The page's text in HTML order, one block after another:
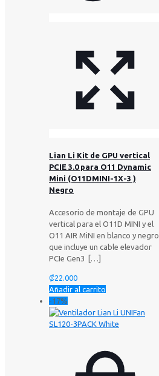
Lian Li Kit de GPU vertical
PCIE 3.0 para O11 Dynamic
Mini (O11DMINI-1X-3 )
Negro
Accesorio de montaje de GPU
vertical para el O11D MINI y el
O11 AIR MiNI en blanco y negro
que incluye un cable elevador
PCIe Gen3
[…]
₡22.000
Añadir al carrito
-17%